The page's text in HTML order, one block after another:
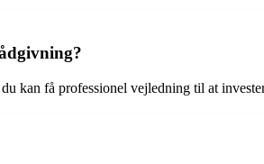
kan få professionel vejledning til at